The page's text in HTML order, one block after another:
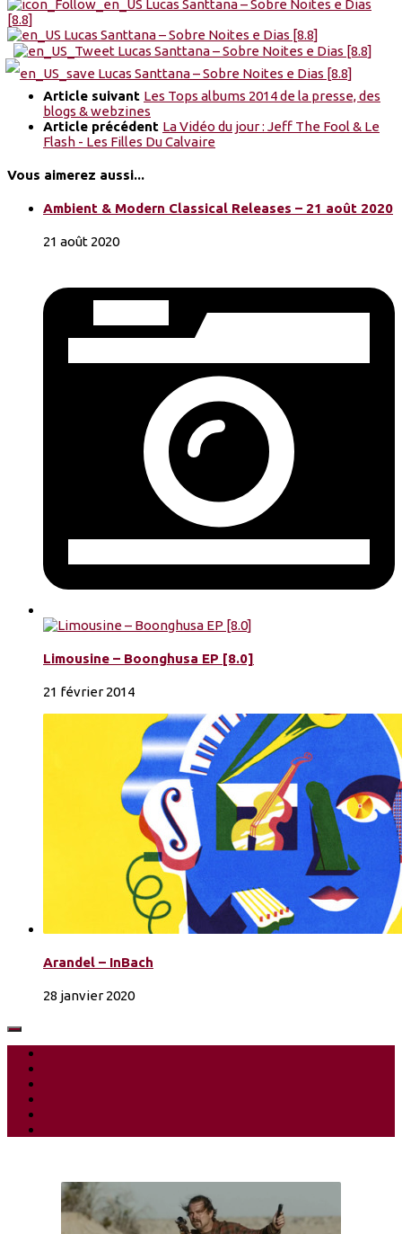
Article suivant Les Tops albums 2014 de la presse, des
blogs & webzines
Article précédent La Vidéo du jour : Jeff The Fool & Le
Flash - Les Filles Du Calvaire
Vous aimerez aussi...
Ambient & Modern Classical Releases – 21 août 2020
21 août 2020
Limousine – Boonghusa EP [8.0]
21 février 2014
Arandel – InBach
28 janvier 2020